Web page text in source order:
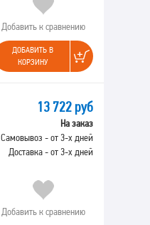
Добавить к сравнению
ДОБАВИТЬ В
КОРЗИНУ
13 722 руб
На заказ
Самовывоз - от 3-х дней
Доставка - от 3-х дней
Добавить к сравнению